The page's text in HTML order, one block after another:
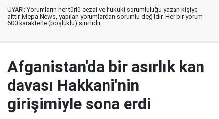
UYARI: Yorumların her türlü cezai ve hukuki sorumluluğu yazan kişiye
aittir. Mepa News, yapılan yorumlardan sorumlu değildir. Her bir yorum
600 karakterle (boşluklu) sınırlıdır.
Afganistan'da bir asırlık kan
davası Hakkani'nin
girişimiyle sona erdi